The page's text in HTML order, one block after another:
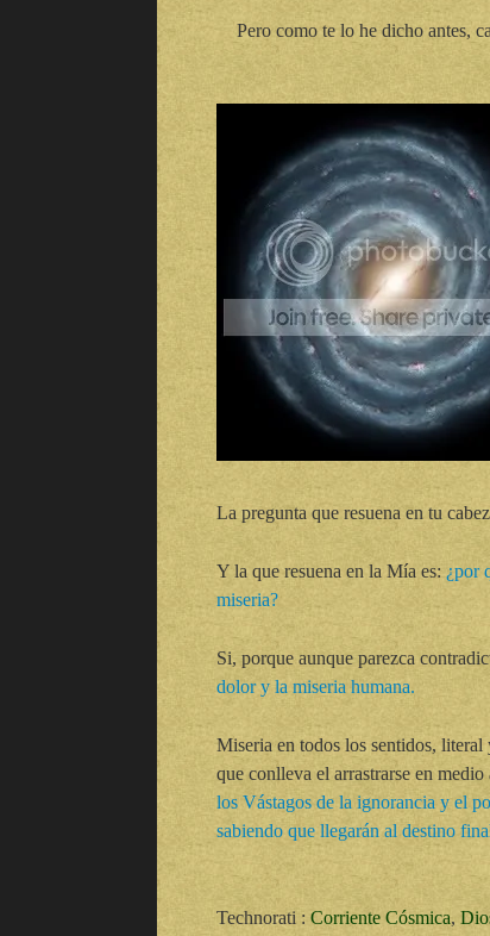
Pero como te lo he dicho antes,
La pregunta que resuena en tu
Y la que resuena en la Mía es: ¿por
miseria?
Si, porque aunque parezca
dolor y la miseria humana.
Miseria en todos los sentidos,
que conlleva el arrastrarse en
los Vástagos de la ignorancia y el
sabiendo que llegarán al destino
Technorati : Corriente Cósmica,